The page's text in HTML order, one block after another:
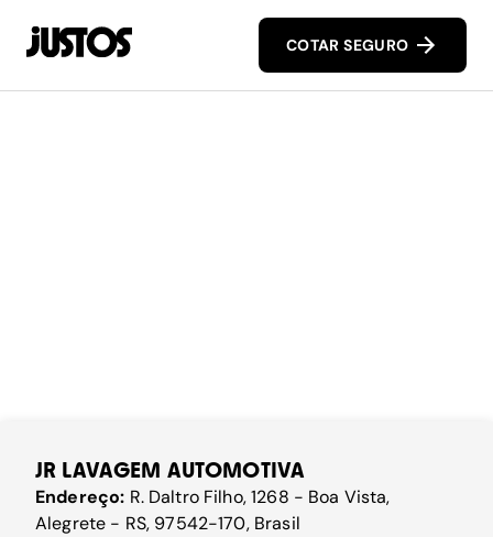
COTAR SEGURO
JR LAVAGEM AUTOMOTIVA
Endereço: R. Daltro Filho, 1268 - Boa Vista,
Alegrete - RS, 97542-170, Brasil